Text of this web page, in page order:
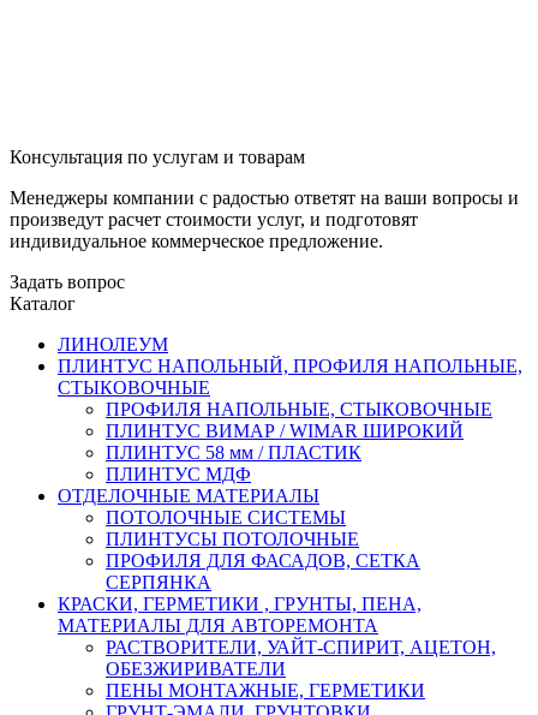
Консультация по услугам и товарам
Менеджеры компании с радостью ответят на ваши вопросы и
произведут расчет стоимости услуг, и подготовят
индивидуальное коммерческое предложение.
Задать вопрос
Каталог
ЛИНОЛЕУМ
ПЛИНТУС НАПОЛЬНЫЙ, ПРОФИЛЯ НАПОЛЬНЫЕ,
СТЫКОВОЧНЫЕ
ПРОФИЛЯ НАПОЛЬНЫЕ, СТЫКОВОЧНЫЕ
ПЛИНТУС ВИМАР / WIMAR ШИРОКИЙ
ПЛИНТУС 58 мм / ПЛАСТИК
ПЛИНТУС МДФ
ОТДЕЛОЧНЫЕ МАТЕРИАЛЫ
ПОТОЛОЧНЫЕ СИСТЕМЫ
ПЛИНТУСЫ ПОТОЛОЧНЫЕ
ПРОФИЛЯ ДЛЯ ФАСАДОВ, СЕТКА
СЕРПЯНКА
КРАСКИ, ГЕРМЕТИКИ , ГРУНТЫ, ПЕНА,
МАТЕРИАЛЫ ДЛЯ АВТОРЕМОНТА
РАСТВОРИТЕЛИ, УАЙТ-СПИРИТ, АЦЕТОН,
ОБЕЗЖИРИВАТЕЛИ
ПЕНЫ МОНТАЖНЫЕ, ГЕРМЕТИКИ